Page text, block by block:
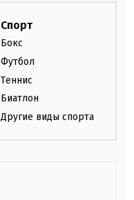
Спорт
Бокс
Футбол
Теннис
Биатлон
Другие виды спорта